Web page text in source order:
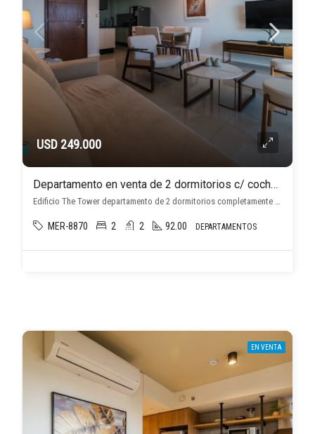
USD 249.000
Departamento en venta de 2 dormitorios c/ cochera en Ycuá Satí
Edificio The Tower departamento de 2 dormitorios completamente amoblado., Ycuá Satí, Asunción D.C.
MER-8870 2 2 92.00 DEPARTAMENTOS
EN VENTA